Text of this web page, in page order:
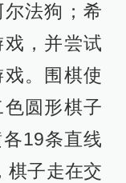
法狗；希
，并尝试
。围棋使
圆形棋子
19条直线
棋子走在交